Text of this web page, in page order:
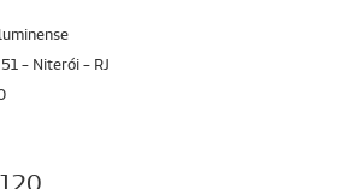
- Niterói - RJ